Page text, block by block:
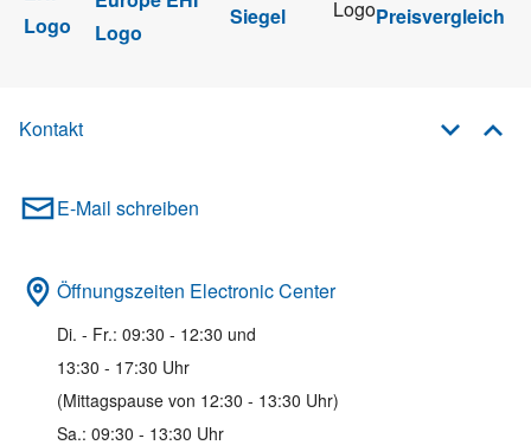
Kontakt
E-Mail schreiben
Öffnungszeiten Electronic Center
Di. - Fr.: 09:30 - 12:30 und
13:30 - 17:30 Uhr
(Mittagspause von 12:30 - 13:30 Uhr)
Sa.: 09:30 - 13:30 Uhr